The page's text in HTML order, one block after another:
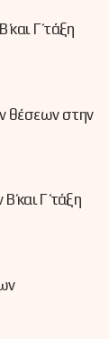
Γ΄ τάξη
θέσεων στην
και Γ΄ τάξη